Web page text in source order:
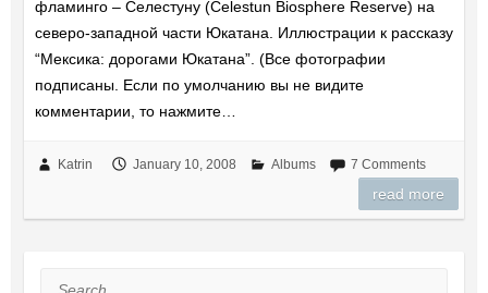
фламинго – Селестуну (Celestun Biosphere Reserve) на
северо-западной части Юкатана. Иллюстрации к рассказу
“Мексика: дорогами Юкатана”. (Все фотографии
подписаны. Если по умолчанию вы не видите
комментарии, то нажмите…
Katrin January 10, 2008 Albums 7 Comments
read more
Search